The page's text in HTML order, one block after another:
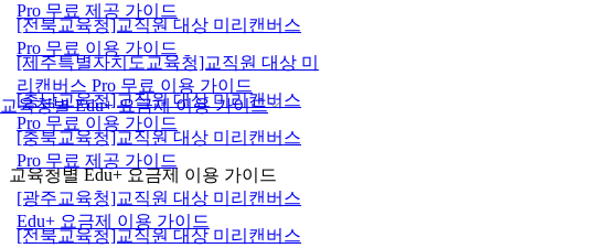
교육청별 Edu+ 요금제 이용 가이드
Pro 무료 제공 가이드
[전북교육청]교직원 대상 미리캔버스
Pro 무료 이용 가이드
[제주특별자치도교육청]교직원 대상 미
리캔버스 Pro 무료 이용 가이드
[충남교육청]교직원 대상 미리캔버스
Pro 무료 이용 가이드
[충북교육청]교직원 대상 미리캔버스
Pro 무료 제공 가이드
교육청별 Edu+ 요금제 이용 가이드
[광주교육청]교직원 대상 미리캔버스
Edu+ 요금제 이용 가이드
[전북교육청]교직원 대상 미리캔버스